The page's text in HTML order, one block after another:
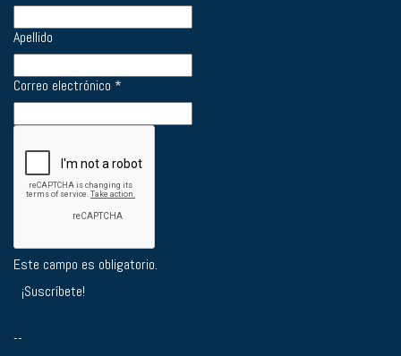
Apellido
Correo electrónico *
Este campo es obligatorio.
--